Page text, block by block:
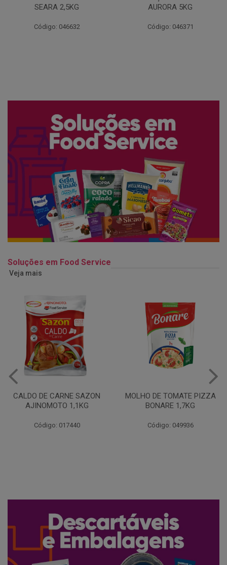
AURORA 5KG
Código: 046371
FATIADO PAKAN 200G
Código: 061522
Soluções em Food Service
Veja mais
MOLHO DE TOMATE PIZZA
BONARE 1,7KG
Código: 049936
MARGARINA USO
PROFISSIONAL 80% CUKIN
Código: 062469